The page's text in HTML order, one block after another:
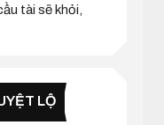
tài sẽ khỏi,
LỘ